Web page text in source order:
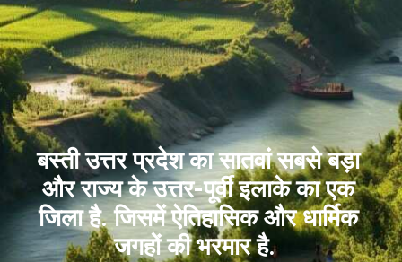
बस्ती उत्तर प्रदेश का सातवां सबसे बड़ा
और राज्य के उत्तर-पूर्वी इलाके का एक
जिला है. जिसमें ऐतिहासिक और धार्मिक
जगहों की भरमार है.